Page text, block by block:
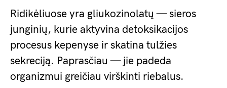
Ridikėliuose yra gliukozinolatų — sieros
junginių, kurie aktyvina detoksikacijos
procesus kepenyse ir skatina tulžies
sekreciją. Paprasčiau — jie padeda
organizmui greičiau virškinti riebalus.